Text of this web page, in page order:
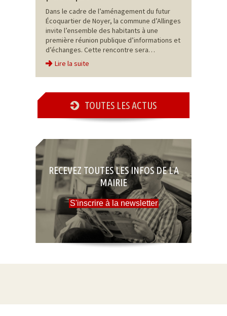
Dans le cadre de l’aménagement du futur
Écoquartier de Noyer, la commune d’Allinges
invite l’ensemble des habitants à une
première réunion publique d’informations et
d’échanges. Cette rencontre sera…
Lire la suite
TOUTES LES ACTUS
RECEVEZ TOUTES LES INFOS DE LA
MAIRIE
S'inscrire à la newsletter